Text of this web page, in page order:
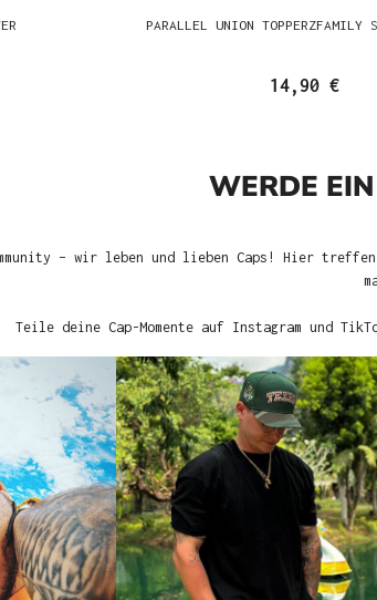
PARALLEL UNION TOPPERZFAMILY
14,90 €
WERDE
– wir leben und lieben Caps! Hier
Teile deine Cap-Momente auf Instagram und